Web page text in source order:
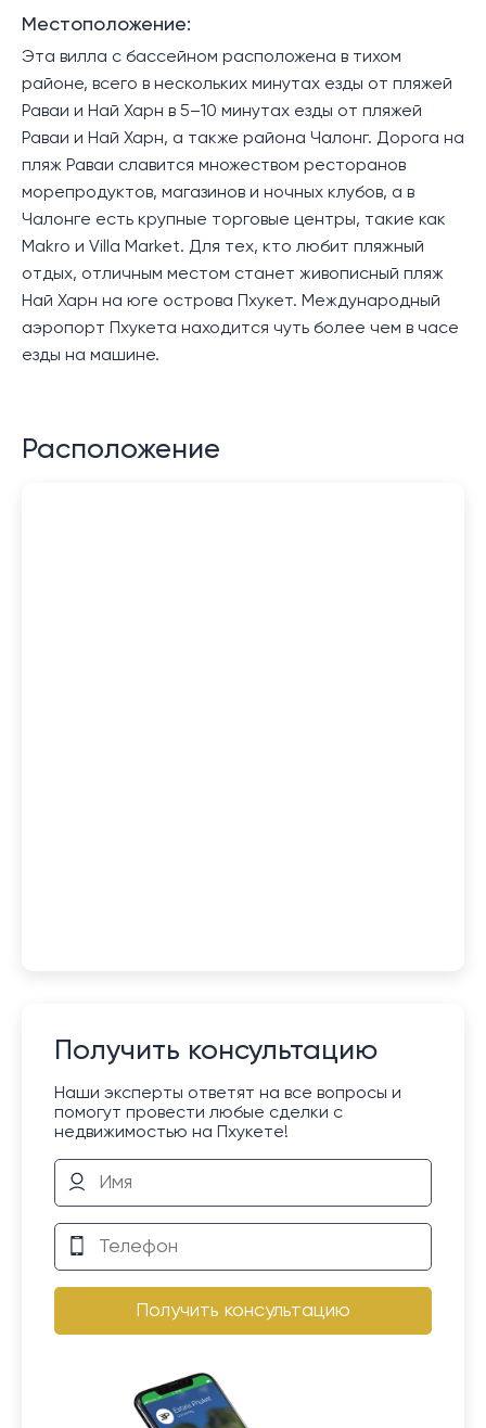
Местоположение:
Эта вилла с бассейном расположена в тихом
районе, всего в нескольких минутах езды от пляжей
Раваи и Най Харн в 5–10 минутах езды от пляжей
Раваи и Най Харн, а также района Чалонг. Дорога на
пляж Раваи славится множеством ресторанов
морепродуктов, магазинов и ночных клубов, а в
Чалонге есть крупные торговые центры, такие как
Makro и Villa Market. Для тех, кто любит пляжный
отдых, отличным местом станет живописный пляж
Най Харн на юге острова Пхукет. Международный
аэропорт Пхукета находится чуть более чем в часе
езды на машине.
Расположение
Получить консультацию
Наши эксперты ответят на все вопросы и
помогут провести любые сделки с
недвижимостью на Пхукете!
Получить консультацию